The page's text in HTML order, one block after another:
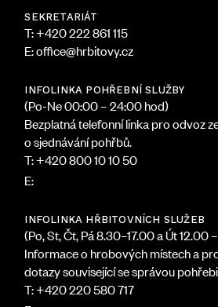
SEKRETARIÁT
T: +420 222 861 115
E: office@hrbitovy.cz
INFOLINKA POHŘEBNÍ SLUŽBY
(Po-Ne 00:00 – 24:00 hod)
Bezplatná telefonní linka pro odvoz
o sjednávání pohřbů.
T: +420 800 10 10 50
E:
INFOLINKA HŘBITOVNÍCH SLUŽEB
(Po, St, Čt, Pá 8.30–17.00 a Út 12.00
Informace o hrobových místech a
dotazy související se správou
T: +420 220 580 717